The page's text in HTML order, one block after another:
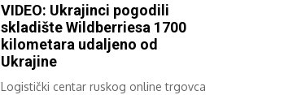
VIDEO: Ukrajinci pogodili
skladište Wildberriesa 1700
kilometara udaljeno od
Ukrajine
Logistički centar ruskog online trgovca